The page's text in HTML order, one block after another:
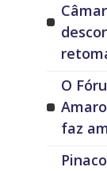
O
faz